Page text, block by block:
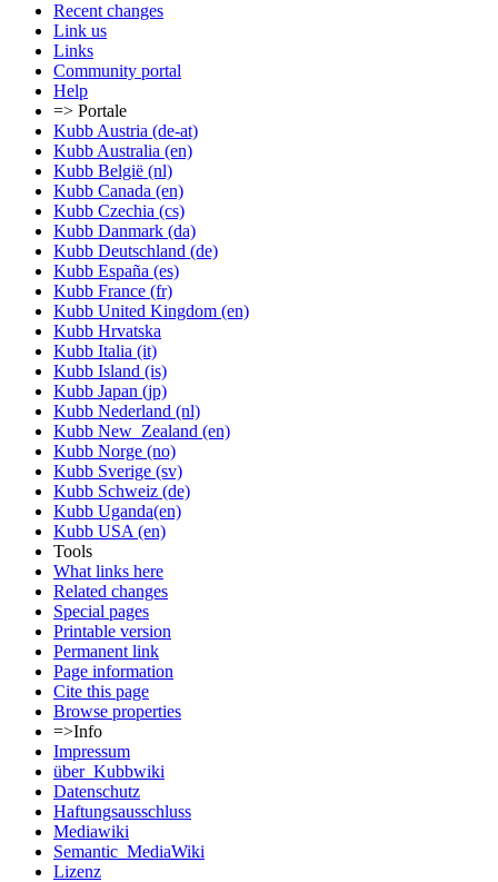
Recent changes
Link us
Links
Community portal
Help
=> Portale
Kubb Austria (de-at)
Kubb Australia (en)
Kubb België (nl)
Kubb Canada (en)
Kubb Czechia (cs)
Kubb Danmark (da)
Kubb Deutschland (de)
Kubb España (es)
Kubb France (fr)
Kubb United Kingdom (en)
Kubb Hrvatska
Kubb Italia (it)
Kubb Island (is)
Kubb Japan (jp)
Kubb Nederland (nl)
Kubb New_Zealand (en)
Kubb Norge (no)
Kubb Sverige (sv)
Kubb Schweiz (de)
Kubb Uganda(en)
Kubb USA (en)
Tools
What links here
Related changes
Special pages
Printable version
Permanent link
Page information
Cite this page
Browse properties
=>Info
Impressum
über_Kubbwiki
Datenschutz
Haftungsausschluss
Mediawiki
Semantic_MediaWiki
Lizenz